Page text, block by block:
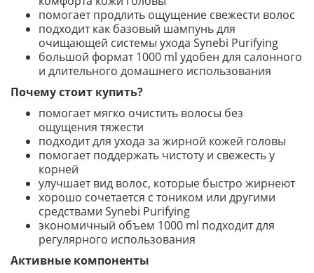
помогает продлить ощущение свежести волос
подходит как базовый шампунь для
очищающей системы ухода Synebi Purifying
большой формат 1000 ml удобен для салонного
и длительного домашнего использования
Почему стоит купить?
помогает мягко очистить волосы без
ощущения тяжести
подходит для ухода за жирной кожей головы
помогает поддержать чистоту и свежесть у
корней
улучшает вид волос, которые быстро жирнеют
хорошо сочетается с тоником или другими
средствами Synebi Purifying
экономичный объем 1000 ml подходит для
регулярного использования
Активные компоненты